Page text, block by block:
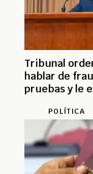
Tribunal
hablar de
pruebas y le
POLÍTICA